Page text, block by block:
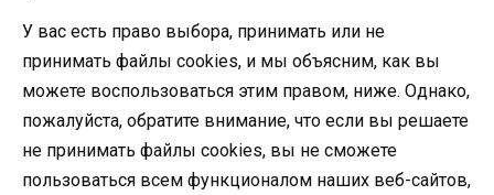
У вас есть право выбора, принимать или не
принимать файлы cookies, и мы объясним, как вы
можете воспользоваться этим правом, ниже. Однако,
пожалуйста, обратите внимание, что если вы решаете
не принимать файлы cookies, вы не сможете
пользоваться всем функционалом наших веб-сайтов,